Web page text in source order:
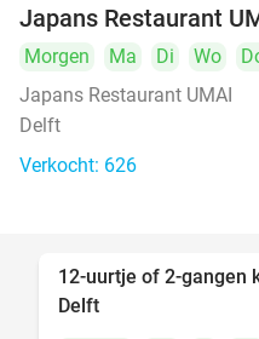
Japans Restaurant
Morgen Ma Di Wo
Japans Restaurant UMAI
Delft
Verkocht: 626
12-uurtje of 2-gangen
Delft